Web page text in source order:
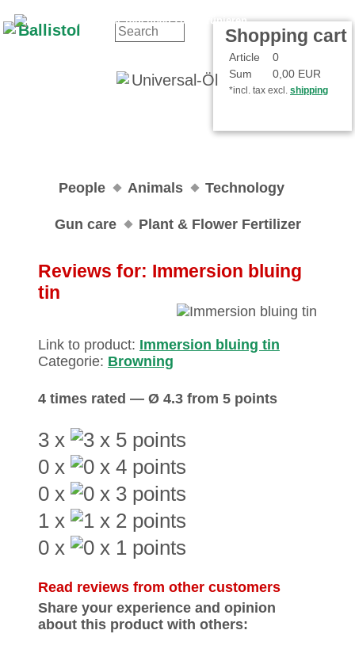
Shopping cart
Article
0
Sum
0,00 EUR
*incl. tax excl. shipping
People Animals Technology
Gun care Plant & Flower Fertilizer
Reviews for: Immersion bluing
tin
Link to product: Immersion bluing tin
Categorie: Browning
4 times rated — Ø 4.3 from 5 points
3 x
0 x
0 x
1 x
0 x
Read reviews from other customers
Share your experience and opinion
about this product with others: